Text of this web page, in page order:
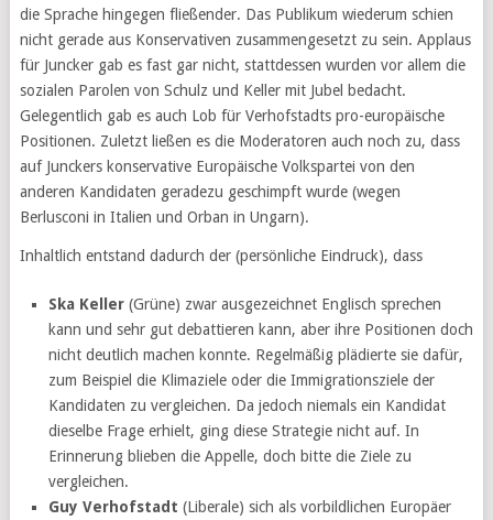
die Sprache hingegen fließender. Das Publikum wiederum schien
nicht gerade aus Konservativen zusammengesetzt zu sein. Applaus
für Juncker gab es fast gar nicht, stattdessen wurden vor allem die
sozialen Parolen von Schulz und Keller mit Jubel bedacht.
Gelegentlich gab es auch Lob für Verhofstadts pro-europäische
Positionen. Zuletzt ließen es die Moderatoren auch noch zu, dass
auf Junckers konservative Europäische Volkspartei von den
anderen Kandidaten geradezu geschimpft wurde (wegen
Berlusconi in Italien und Orban in Ungarn).
Inhaltlich entstand dadurch der (persönliche Eindruck), dass
Ska Keller (Grüne) zwar ausgezeichnet Englisch sprechen
kann und sehr gut debattieren kann, aber ihre Positionen doch
nicht deutlich machen konnte. Regelmäßig plädierte sie dafür,
zum Beispiel die Klimaziele oder die Immigrationsziele der
Kandidaten zu vergleichen. Da jedoch niemals ein Kandidat
dieselbe Frage erhielt, ging diese Strategie nicht auf. In
Erinnerung blieben die Appelle, doch bitte die Ziele zu
vergleichen.
Guy Verhofstadt (Liberale) sich als vorbildlichen Europäer